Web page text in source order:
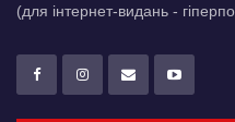
(для інтернет-видань -